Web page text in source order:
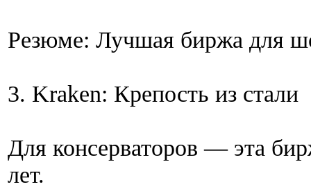
Резюме: Лучшая биржа для
3. Kraken: Крепость из стали
Для консерваторов — эта
лет.